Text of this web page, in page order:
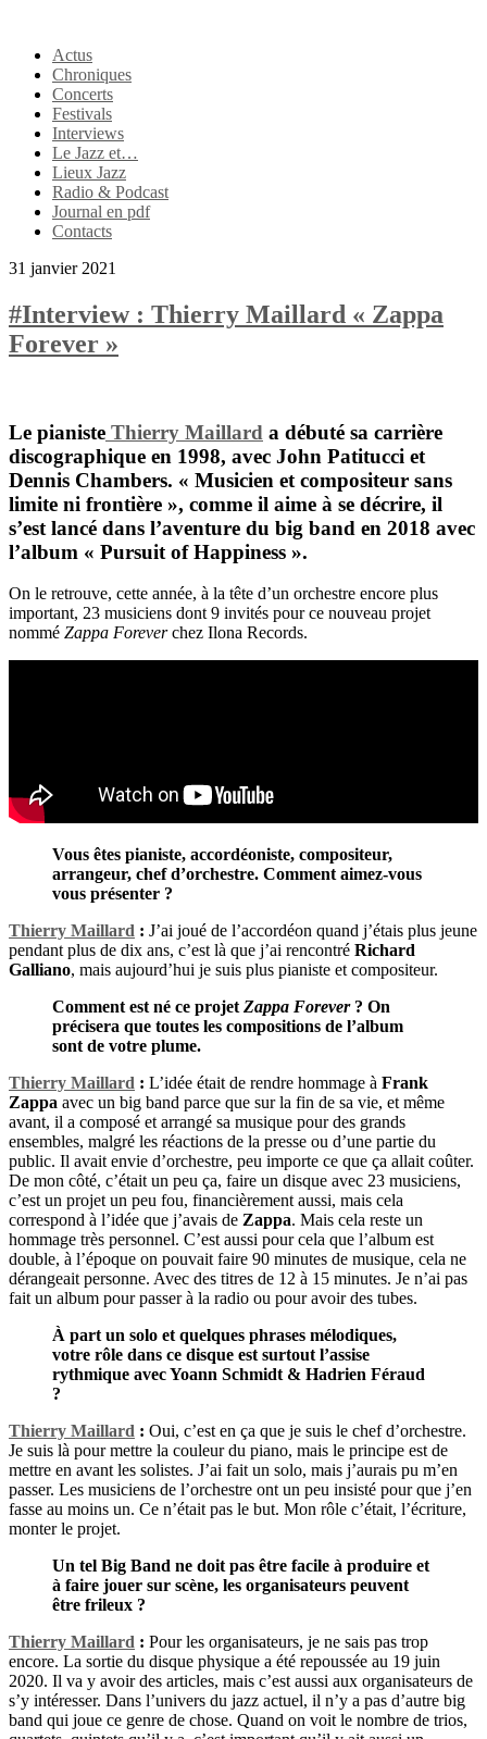
Actus
Chroniques
Concerts
Festivals
Interviews
Le Jazz et…
Lieux Jazz
Radio & Podcast
Journal en pdf
Contacts
31 janvier 2021
#Interview : Thierry Maillard « Zappa
Forever »
Le pianiste Thierry Maillard a débuté sa carrière
discographique en 1998, avec John Patitucci et
Dennis Chambers. « Musicien et compositeur sans
limite ni frontière », comme il aime à se décrire, il
s’est lancé dans l’aventure du big band en 2018 avec
l’album « Pursuit of Happiness ».
On le retrouve, cette année, à la tête d’un orchestre encore plus
important, 23 musiciens dont 9 invités pour ce nouveau projet
nommé Zappa Foreverchez Ilona Records.
Vous êtes pianiste, accordéoniste, compositeur,
arrangeur, chef d’orchestre. Comment aimez-vous
vous présenter ?
Thierry Maillard : J’ai joué de l’accordéon quand j’étais plus jeune
pendant plus de dix ans, c’est là que j’ai rencontré Richard
Galliano, mais aujourd’hui je suis plus pianiste et compositeur.
Comment est né ce projet Zappa Forever? On
précisera que toutes les compositions de l’album
sont de votre plume.
Thierry Maillard : L’idée était de rendre hommage à Frank
Zappa avec un big band parce que sur la fin de sa vie, et même
avant, il a composé et arrangé sa musique pour des grands
ensembles, malgré les réactions de la presse ou d’une partie du
public. Il avait envie d’orchestre, peu importe ce que ça allait coûter.
De mon côté, c’était un peu ça, faire un disque avec 23 musiciens,
c’est un projet un peu fou, financièrement aussi, mais cela
correspond à l’idée que j’avais de Zappa. Mais cela reste un
hommage très personnel. C’est aussi pour cela que l’album est
double, à l’époque on pouvait faire 90 minutes de musique, cela ne
dérangeait personne. Avec des titres de 12 à 15 minutes. Je n’ai pas
fait un album pour passer à la radio ou pour avoir des tubes.
À part un solo et quelques phrases mélodiques,
votre rôle dans ce disque est surtout l’assise
rythmique avec Yoann Schmidt & Hadrien Féraud
?
Thierry Maillard : Oui, c’est en ça que je suis le chef d’orchestre.
Je suis là pour mettre la couleur du piano, mais le principe est de
mettre en avant les solistes. J’ai fait un solo, mais j’aurais pu m’en
passer. Les musiciens de l’orchestre ont un peu insisté pour que j’en
fasse au moins un. Ce n’était pas le but. Mon rôle c’était, l’écriture,
monter le projet.
Un tel Big Band ne doit pas être facile à produire et
à faire jouer sur scène, les organisateurs peuvent
être frileux ?
Thierry Maillard : Pour les organisateurs, je ne sais pas trop
encore. La sortie du disque physique a été repoussée au 19 juin
2020. Il va y avoir des articles, mais c’est aussi aux organisateurs de
s’y intéresser. Dans l’univers du jazz actuel, il n’y a pas d’autre big
band qui joue ce genre de chose. Quand on voit le nombre de trios,